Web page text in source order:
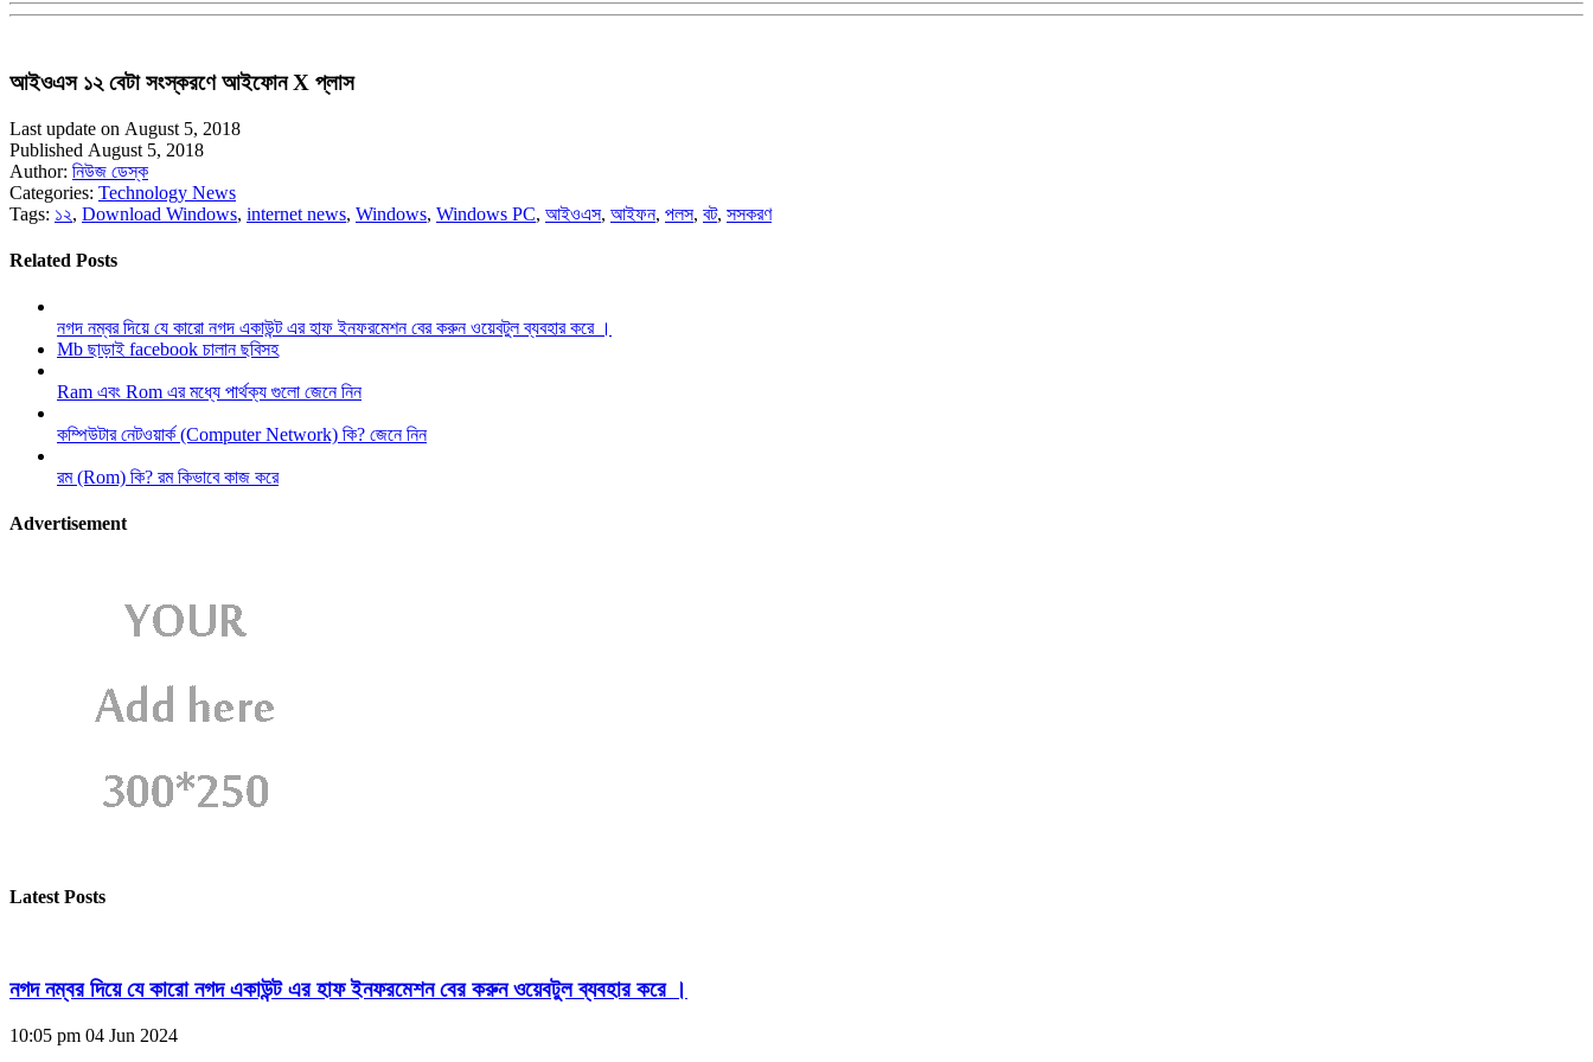
আইওএস ১২ বেটা সংস্করণে আইফোন X প্লাস
Last update on August 5, 2018
Published August 5, 2018
Author: নিউজ ডেস্ক
Categories: Technology News
Tags: ১২, Download Windows, internet news, Windows, Windows PC, আইওএস, আইফন, পলস, বট, সসকরণ
Related Posts
নগদ নম্বর দিয়ে যে কারো নগদ একাউন্ট এর হাফ ইনফরমেশন বের করুন ওয়েবটুল ব্যবহার করে ।
Mb ছাড়াই facebook চালান ছবিসহ
Ram এবং Rom এর মধ্যে পার্থক্য গুলো জেনে নিন
কম্পিউটার নেটওয়ার্ক (Computer Network) কি? জেনে নিন
রম (Rom) কি? রম কিভাবে কাজ করে
Advertisement
Latest Posts
নগদ নম্বর দিয়ে যে কারো নগদ একাউন্ট এর হাফ ইনফরমেশন বের করুন ওয়েবটুল ব্যবহার করে ।
10:05 pm 04 Jun 2024